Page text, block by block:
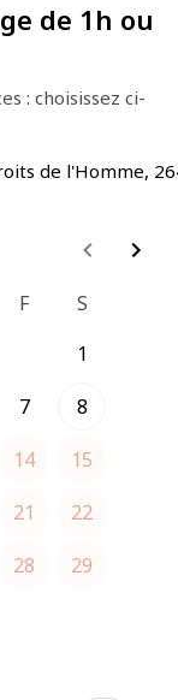
de 1h ou
: choisissez ci-
de l'Homme,
F
S
1
7
8
14
15
21
22
28
29